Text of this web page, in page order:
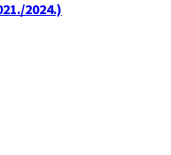
2024.)